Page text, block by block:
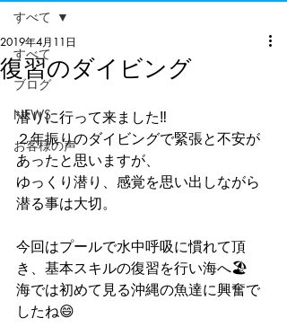
すべて
ブログ
NEWS
お客様の声
すべて
復習のダイビング
2019年4月11日
潜りに行って来ました‼️
２年振りのダイビングで緊張と不安が
あったと思いますが、
ゆっくり潜り、感覚を思い出しながら
潜る事は大切。
今回はプールで水中呼吸に慣れて頂
き、基本スキルの復習を行い海へ🏖
海では初めて見る沖縄の魚達に興奮で
したね😄